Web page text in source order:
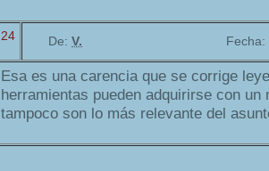
24 De: V. Fecha:
Esa es una carencia que se corrige
herramientas pueden adquirirse con
tampoco son lo más relevante del